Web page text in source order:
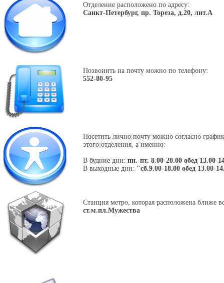
Отделение расположено по адресу:
Санкт-Петербург, пр. Тореза, д.20, лит.А
Позвонить на почту можно по телефону:
552-80-95
Посетить лично почту можно согласно
этого отделения, а именно:
В будние дни: пн.-пт. 8.00-20.00 обед 13.00-
В выходные дни: "сб.9.00-18.00 обед 13.00-
Станция метро, которая расположена ближе
ст.м.пл.Мужества